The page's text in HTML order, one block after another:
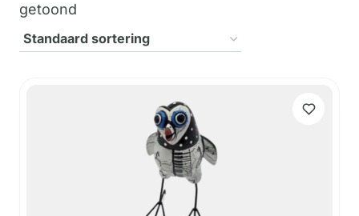
getoond